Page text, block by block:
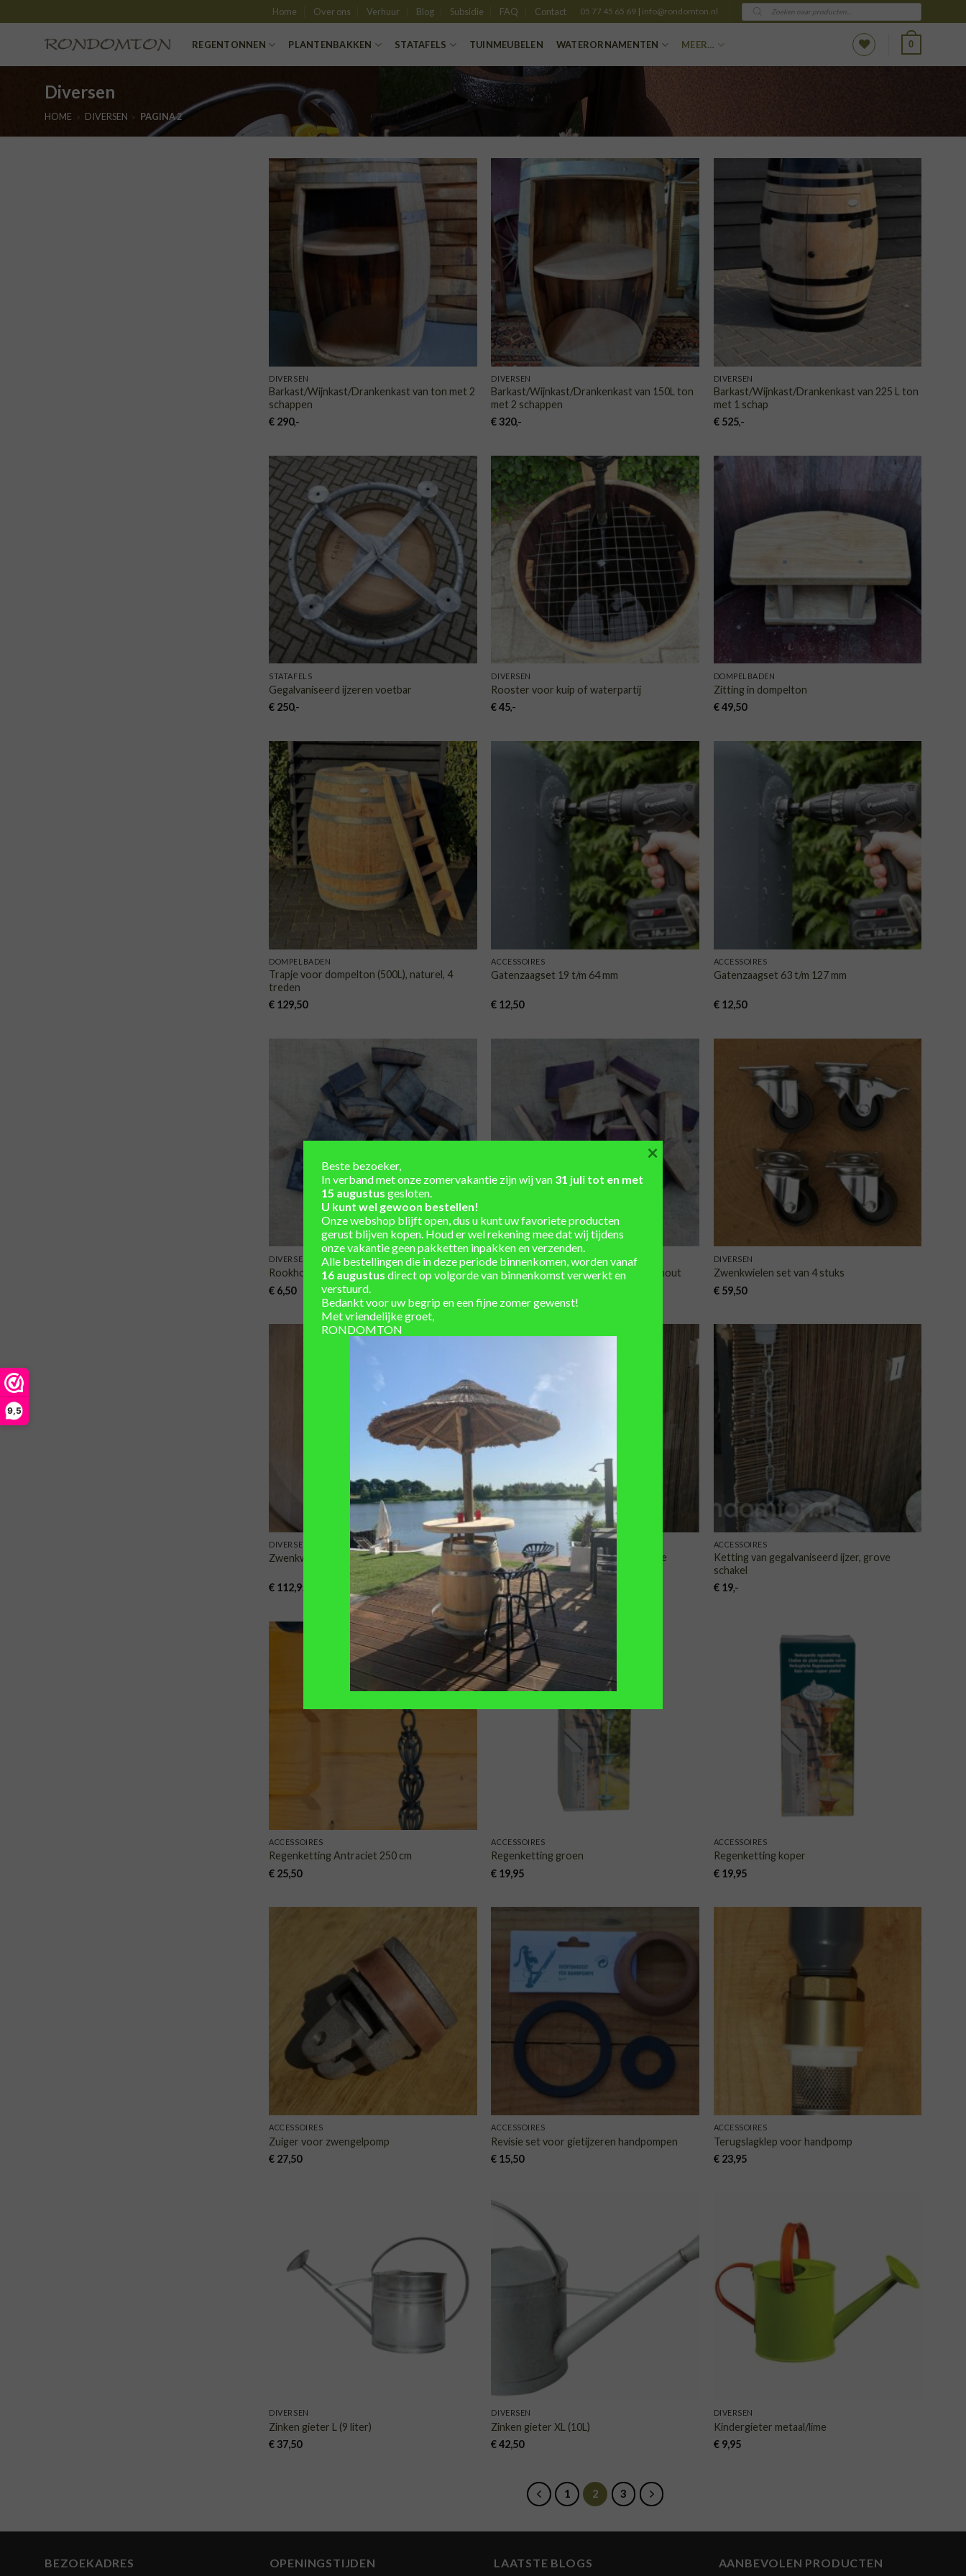
9,5
to
Home Over ons Verhuur Blog Subsidie FAQ Contact 05 77 45 65 69 | info@rondomton.nl
Producten
zoeken
REGENTONNEN PLANTENBAKKEN STATAFELS TUINMEUBELEN WATERORNAMENTEN MEER… 0
Diversen
HOME » DIVERSEN » PAGINA 2
TOEVOEGEN
VERLANGLIJST
DIVERSEN
Barkast/Wijnkast/Drankenkast van ton met 2
schappen
€ 290,-
DIVERSEN
Barkast/Wijnkast/Drankenkast van 150L ton
met 2 schappen
€320,-
TOEVOEGEN
AAN
VERLANGLIJST
DIVERSEN
Barkast/Wijnkast/Drankenkast van 225 L ton
met 1 schap
€525,-
TOEVOEGEN
AAN
VERLANGLIJST
STATAFELS
Gegalvaniseerd ijzeren voetbar
€ 250,-
TOEVOEGEN
AAN
VERLANGLIJST
DIVERSEN
Rooster voor kuip of waterpartij
€45,-
VERLANGLIJST
DOMPELBADEN
Zitting in dompelton
€49,50
TOEVOEGEN
AAN
VERLANGLIJST
DOMPELBADEN
Trapje voor dompelton (500L), naturel, 4
treden
€ 129,50
TOEVOEGEN
AAN
VERLANGLIJST
ACCESSOIRES
Gatenzaagset 19 t/m 64 mm
€ 12,50
TOEVOEGEN
AAN
VERLANGLIJST
ACCESSOIRES
Gatenzaagset 63 t/m 127 mm
€12,50
AAN
VERLANGLIJST
DIVERSEN
Rookhout, chunks, whiskyvat, barbequehout
€ 6,50
TOEVOEGEN
AAN
VERLANGLIJST
DIVERSEN
Rookhout, chunks, wijnvat, barbequehout
TOEVOEGEN
AAN
VERLANGLIJST
DIVERSEN
Zwenkwielen set van 4 stuks
€59,50
VERLANGLIJST
DIVERSEN
Zwenkwielen XL set van 4 stuks incl. montage
€ 112,95
ACCESSOIRES
Ketting van gegalvaniseerd ijzer, kleine
schakel
€16,-
ACCESSOIRES
Ketting van gegalvaniseerd ijzer, grove
schakel
€19,-
TOEVOEGEN
AAN
VERLANGLIJST
ACCESSOIRES
Regenketting Antraciet 250 cm
€ 25,50
ACCESSOIRES
Regenketting groen
€ 19,95
TOEVOEGEN
ACCESSOIRES
Regenketting koper
€19,95
TOEVOEGEN
VERLANGLIJST
ACCESSOIRES
Zuiger voor zwengelpomp
€ 27,50
TOEVOEGEN
ACCESSOIRES
Revisie set voor gietijzeren handpompen
€ 15,50
TOEVOEGEN
VERLANGLIJST
ACCESSOIRES
Terugslagklep voor handpomp
€23,95
DIVERSEN
Zinken gieter L (9 liter)
€37,50
DIVERSEN
Zinken gieter XL (10L)
€42,50
VERLANGLIJST
DIVERSEN
Kindergieter metaal/lime
€9,95
1 2 3
BEZOEKADRES OPENINGSTIJDEN LAATSTE BLOGS AANBEVOLEN PRODUCTEN
Beste bezoeker,
In verband met onze zomervakantie zijn wij van 31 juli tot en met
15 augustus gesloten.
U kunt wel gewoon bestellen!
Onze webshop blijft open, dus u kunt uw favoriete producten
gerust blijven kopen. Houd er wel rekening mee dat wij tijdens
onze vakantie geen pakketten inpakken en verzenden.
Alle bestellingen die in deze periode binnenkomen, worden vanaf
16 augustus direct op volgorde van binnenkomst verwerkt en
verstuurd.
Bedankt voor uw begrip en een fijne zomer gewenst!
Met vriendelijke groet,
RONDOMTON
×